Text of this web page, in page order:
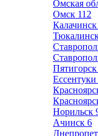
Омская
Омск 112
Калачинск
Пятигорск
Ессентуки
Норильск
Ачинск 6